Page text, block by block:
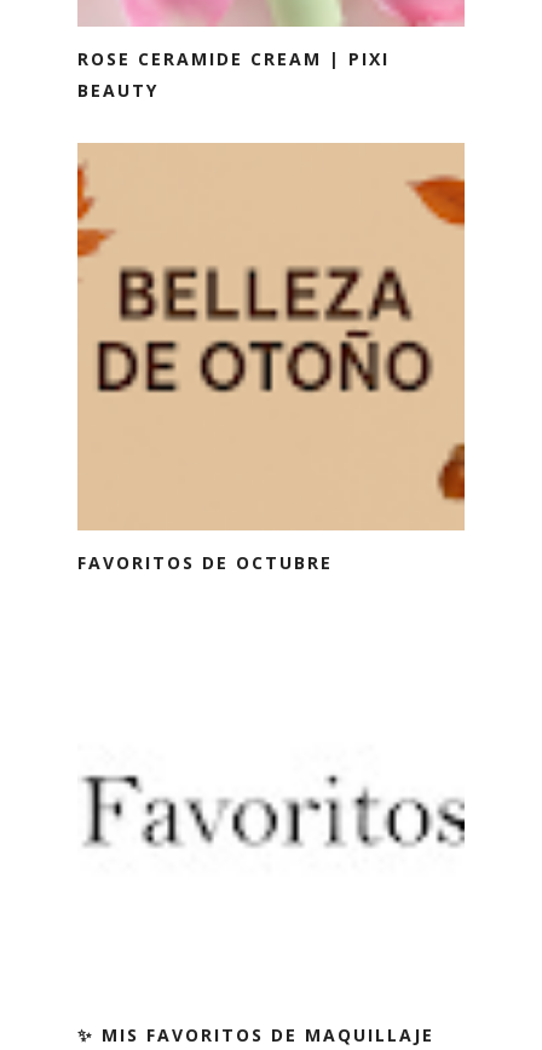
ROSE CERAMIDE CREAM | PIXI
BEAUTY
FAVORITOS DE OCTUBRE
✨ MIS FAVORITOS DE MAQUILLAJE